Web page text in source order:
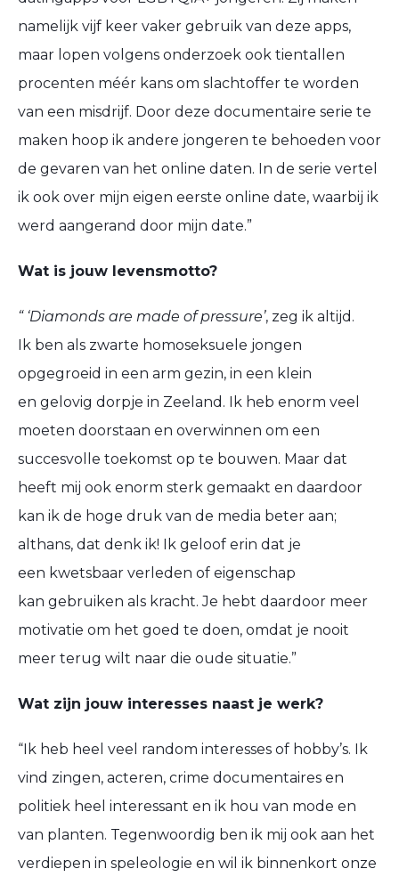
namelijk vijf keer vaker gebruik van deze apps,
maar lopen volgens onderzoek ook tientallen
procenten méér kans om slachtoffer te worden
van een misdrijf. Door deze documentaire serie te
maken hoop ik andere jongeren te behoeden voor
de gevaren van het online daten. In de serie vertel
ik ook over mijn eigen eerste online date, waarbij ik
werd aangerand door mijn date.”
Wat is jouw levensmotto?
“ ‘Diamonds are made ofpressure’, zeg ik altijd.
Ik ben als zwarte homoseksuele jongen
opgegroeid in een arm gezin, in een klein
en gelovig dorpje in Zeeland. Ik heb enorm veel
moeten doorstaan en overwinnen om een
succesvolle toekomst op te bouwen. Maar dat
heeft mij ook enorm sterk gemaakt en daardoor
kan ik de hoge druk van de media beter aan;
althans, dat denk ik! Ik geloof erin dat je
een kwetsbaar verleden of eigenschap
kan gebruiken als kracht. Je hebt daardoor meer
motivatie om het goed te doen, omdat je nooit
meer terug wilt naar die oude situatie.”
Wat zijn jouw interesses naast je werk?
“Ik heb heel veel random interesses of hobby’s. Ik
vind zingen, acteren, crime documentaires en
politiek heel interessant en ik hou van mode en
van planten. Tegenwoordig ben ik mij ook aan het
verdiepen in speleologie en wil ik binnenkort onze